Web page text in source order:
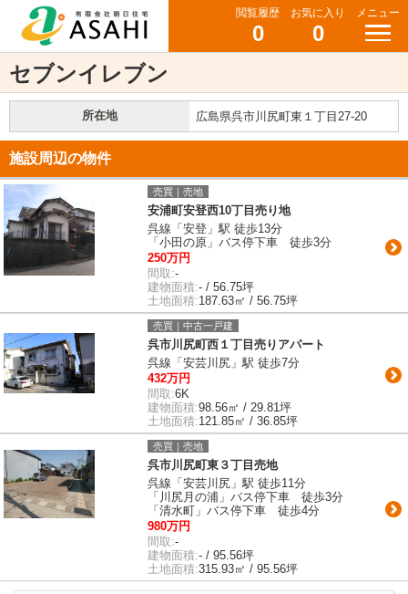
閲覧履歴
0
お気に入り
0
メニュー
セブンイレブン
所在地 広島県呉市川尻町東１丁目27-20
施設周辺の物件
売買｜売地
安浦町安登西10丁目売り地
呉線「安登」駅 徒歩13分
「小田の原」バス停下車 徒歩3分
250万円
間取:-
建物面積:- / 56.75坪
土地面積:187.63㎡ / 56.75坪
売買｜中古一戸建
呉市川尻町西１丁目売りアパート
呉線「安芸川尻」駅 徒歩7分
432万円
間取:6K
建物面積:98.56㎡ / 29.81坪
土地面積:121.85㎡ / 36.85坪
売買｜売地
呉市川尻町東３丁目売地
呉線「安芸川尻」駅 徒歩11分
「川尻月の浦」バス停下車 徒歩3分
「清水町」バス停下車 徒歩4分
980万円
間取:-
建物面積:- / 95.56坪
土地面積:315.93㎡ / 95.56坪